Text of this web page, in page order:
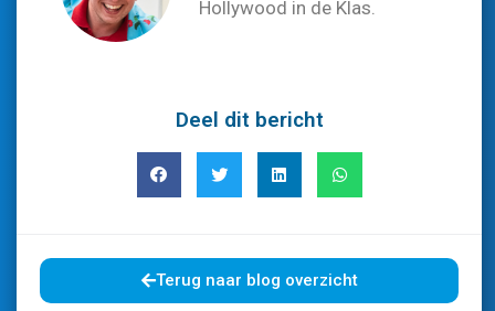
Hollywood in de Klas.
Deel dit bericht
Terug naar blog overzicht